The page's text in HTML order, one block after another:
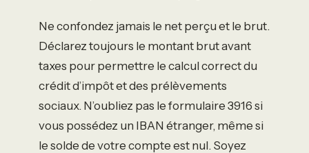
Ne confondez jamais le net perçu et le brut.
Déclarez toujours le montant brut avant
taxes pour permettre le calcul correct du
crédit d’impôt et des prélèvements
sociaux. N’oubliez pas le formulaire 3916 si
vous possédez un IBAN étranger, même si
le solde de votre compte est nul. Soyez